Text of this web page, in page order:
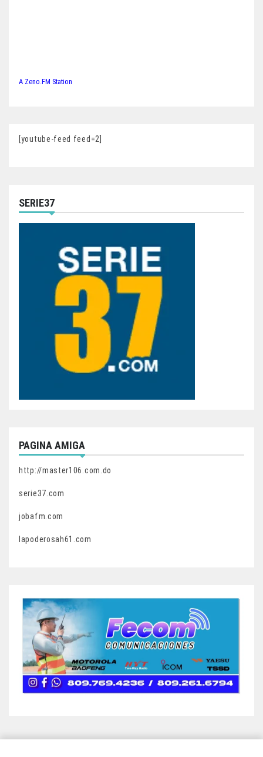
A Zeno.FM Station
[youtube-feed feed=2]
SERIE37
PAGINA AMIGA
http://master106.com.do
serie37.com
jobafm.com
lapoderosah61.com